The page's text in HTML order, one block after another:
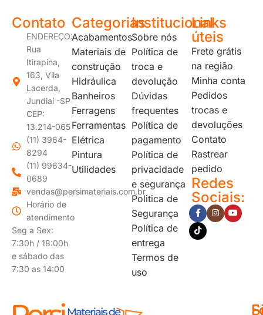
Contato
ENDEREÇO:
Rua
Itirapina,
163, Vila
Lacerda,
Jundiaí -SP
CEP:
13.214-065
(11) 3964-
8294
(11) 99634-
0689
vendas@persimateriais.com.br
Horário de
atendimento
Seg a Sex:
7:30h / 18:00h
e sábado das
7:30 as 14:00
Categorias
Acabamentos
Materiais de
construção
Hidráulica
Banheiros
Ferragens
Ferramentas
Elétrica
Pintura
Utilidades
Institucional
Sobre nós
Política de
troca e
devolução
Dúvidas
frequentes
Política de
pagamento
Política de
privacidade
e segurança
Politica de
Segurança
Política de
entrega
Termos de
uso
Links
úteis
Frete grátis
na região
Minha conta
Pedidos
trocas e
devoluções
Contato
Rastrear
pedido
Redes
Sociais: